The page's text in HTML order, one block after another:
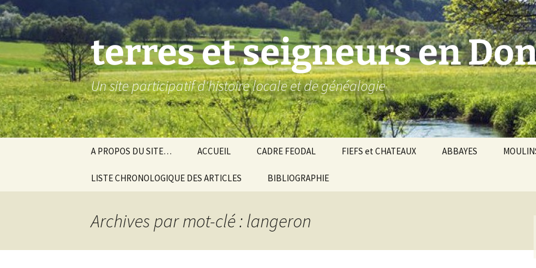
Aller
au
contenu
terres et seigneurs en
Un site participatif d'histoire locale et de généalogie
A PROPOS DU SITE… ACCUEIL CADRE FEODAL
Baronnie de Donzy
Comté-duché de Nevers
FIEFS et CHATEAUX ABBAYES
LISTE CHRONOLOGIQUE DES ARTICLES BIBLIOGRAPHIE
Archives par mot-clé : langeron